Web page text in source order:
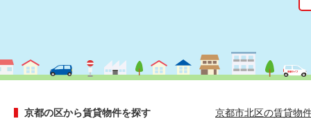
京都の区から賃貸物件を探す
京都市北区の賃貸物